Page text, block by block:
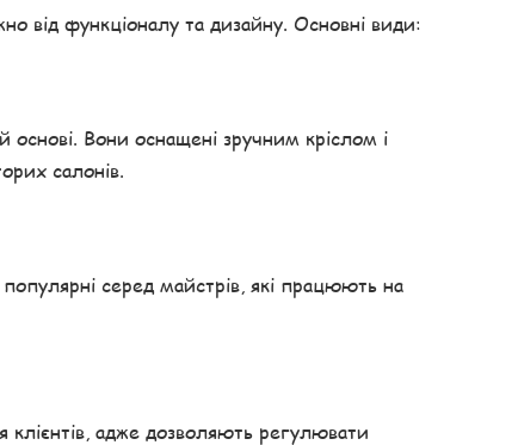
від функціоналу та дизайну. Основні види:
основі. Вони оснащені зручним кріслом і
салонів.
серед майстрів, які працюють на
адже дозволяють регулювати